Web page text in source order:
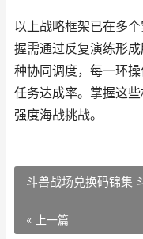
以上战略框架已在多
握需通过反复演练形
种协同调度，每一环
任务达成率。掌握这
强度海战挑战。
斗兽战场兑换码锦集
« 上一篇